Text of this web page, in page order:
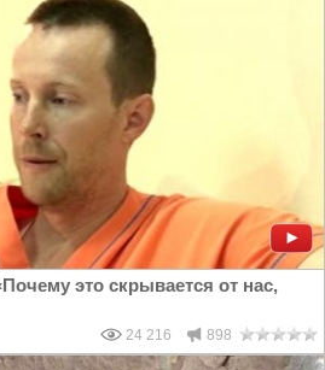
это скрывается от нас,
24 216 898